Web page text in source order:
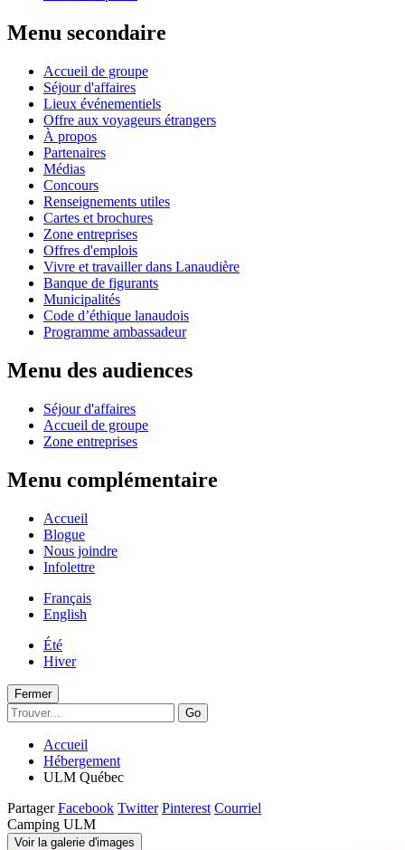
Menu secondaire
Accueil de groupe
Séjour d'affaires
Lieux événementiels
Offre aux voyageurs étrangers
À propos
Partenaires
Médias
Concours
Renseignements utiles
Cartes et brochures
Zone entreprises
Offres d'emplois
Vivre et travailler dans Lanaudière
Banque de figurants
Municipalités
Code d’éthique lanaudois
Programme ambassadeur
Menu des audiences
Séjour d'affaires
Accueil de groupe
Zone entreprises
Menu complémentaire
Accueil
Blogue
Nous joindre
Infolettre
Français
English
Été
Hiver
Fermer
Go
Accueil
Hébergement
ULM Québec
Partager Facebook Twitter Pinterest Courriel
Camping ULM
Voir la galerie d'images